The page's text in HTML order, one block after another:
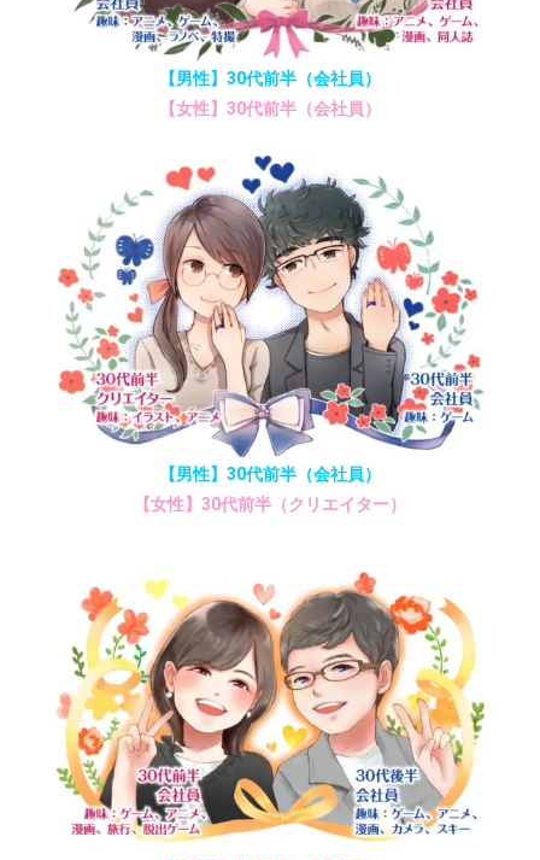
【男性】30代前半（会社員）
【女性】30代前半（会社員）
【男性】30代前半（会社員）
【女性】30代前半（クリエイター）